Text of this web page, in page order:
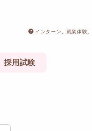
インターン、就業体験
採用試験